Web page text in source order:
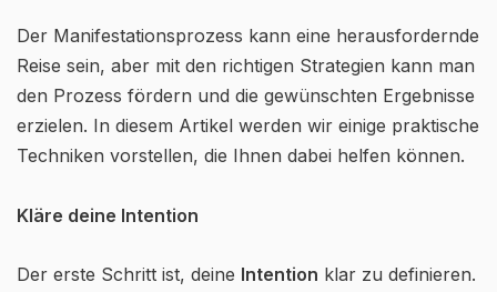
Der Manifestationsprozess kann eine herausfordernde
Reise sein, aber mit den richtigen Strategien kann man
den Prozess fördern und die gewünschten Ergebnisse
erzielen. In diesem Artikel werden wir einige praktische
Techniken vorstellen, die Ihnen dabei helfen können.
Kläre deine Intention
Der erste Schritt ist, deine Intention klar zu definieren.